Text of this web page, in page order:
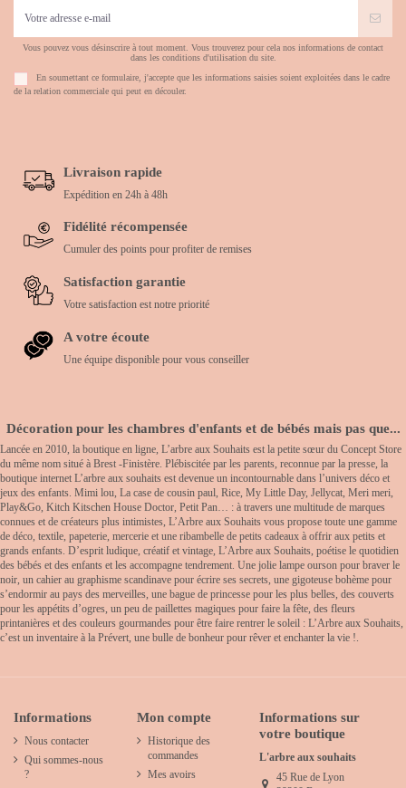
Vous pouvez vous désinscrire à tout moment. Vous trouverez pour cela nos informations de contact
dans les conditions d'utilisation du site.
En soumettant ce formulaire, j'accepte que les informations saisies soient exploitées dans le cadre
de la relation commerciale qui peut en découler.
Livraison rapide
Expédition en 24h à 48h
Fidélité récompensée
Cumuler des points pour profiter de remises
Satisfaction garantie
Votre satisfaction est notre priorité
A votre écoute
Une équipe disponible pour vous conseiller
Décoration pour les chambres d'enfants et de bébés mais pas que...
Lancée en 2010, la boutique en ligne, L’arbre aux Souhaits est la petite sœur du Concept Store
du même nom situé à Brest -Finistère. Plébiscitée par les parents, reconnue par la presse, la
boutique internet L’arbre aux souhaits est devenue un incontournable dans l’univers déco et
jeux des enfants. Mimi lou, La case de cousin paul, Rice, My Little Day, Jellycat, Meri meri,
Play&Go, Kitch Kitschen House Doctor, Petit Pan… : à travers une multitude de marques
connues et de créateurs plus intimistes, L’Arbre aux Souhaits vous propose toute une gamme
de déco, textile, papeterie, mercerie et une ribambelle de petits cadeaux à offrir aux petits et
grands enfants. D’esprit ludique, créatif et vintage, L’Arbre aux Souhaits, poétise le quotidien
des bébés et des enfants et les accompagne tendrement. Une jolie lampe ourson pour braver le
noir, un cahier au graphisme scandinave pour écrire ses secrets, une gigoteuse bohème pour
s’endormir au pays des merveilles, une bague de princesse pour les plus belles, des couverts
pour les appétits d’ogres, un peu de paillettes magiques pour faire la fête, des fleurs
printanières et des couleurs gourmandes pour être faire rentrer le soleil : L’Arbre aux Souhaits,
c’est un inventaire à la Prévert, une bulle de bonheur pour rêver et enchanter la vie !.
Informations
Nous contacter
Qui sommes-nous
?
Mon compte
Historique des
commandes
Mes avoirs
Informations sur
votre boutique
L'arbre aux souhaits
45 Rue de Lyon